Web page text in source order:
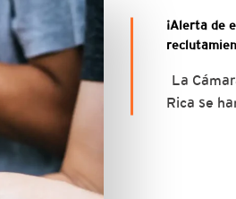
¡Alerta de
La
Rica se